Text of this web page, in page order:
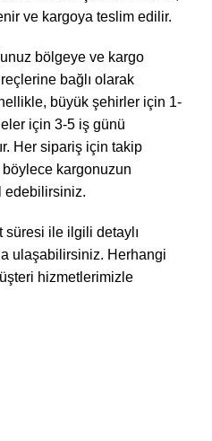
ve kargoya teslim edilir.
bölgeye ve kargo
bağlı olarak
büyük şehirler için 1-
için 3-5 iş günü
Her sipariş için takip
böylece kargonuzun
edebilirsiniz.
süresi ile ilgili detaylı
ulaşabilirsiniz. Herhangi
hizmetlerimizle